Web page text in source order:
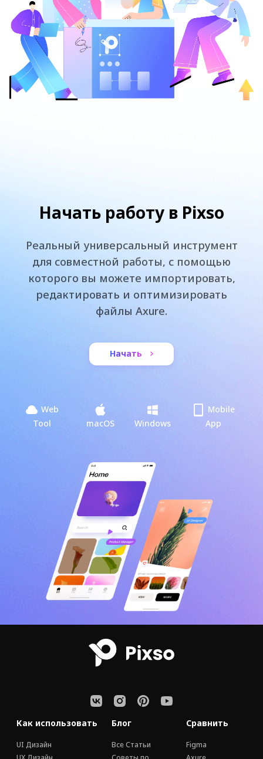
Начать работу в Pixso
Реальный универсальный инструмент
для совместной работы, с помощью
которого вы можете импортировать,
редактировать и оптимизировать
файлы Axure.
Начать
Web
Tool
macOS Windows
Mobile
App
Как использовать
UI Дизайн
Блог
Все Статьи
Сравнить
Figma